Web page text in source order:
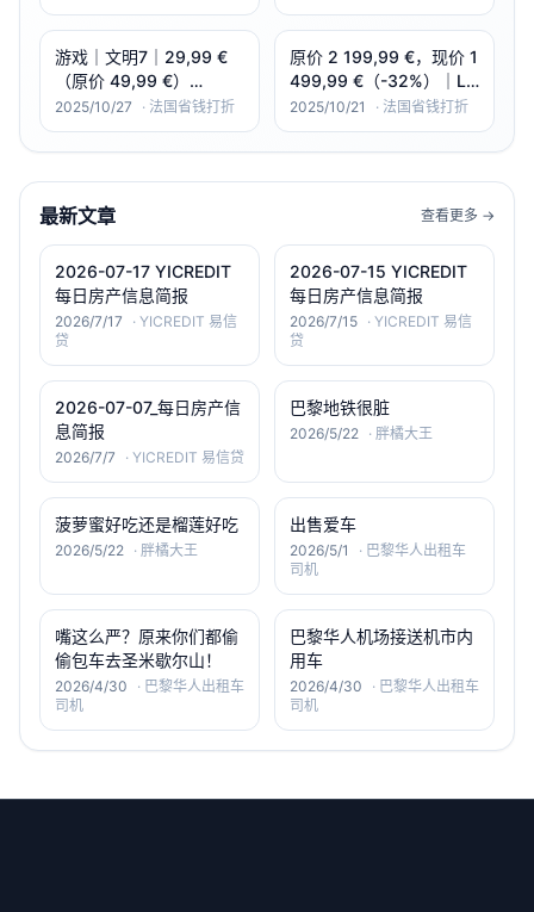
～-51%｜Memo Plus 记
忆棉床垫·3 区支撑（多尺
码）
Samsung Galaxy Tab
A9+
游戏｜文明7｜29,99 €
（原价 49,99 €）
｜-40%｜Sid Meier’s
Civilization
VII（Nintendo Switch，
2025/10/27 · 法国省钱打折
原价 2 199,99 €，现价 1
499,99 €（-32%）｜LG
65C46 65" 4K
OLED（120Hz｜webOS
｜4×HDMI＋3×USB）。
2025/10/21 · 法国省钱打折
最新文章 查看更多 →
2026-07-17 YICREDIT
每日房产信息简报
2026/7/17 · YICREDIT 易信
贷
2026-07-15 YICREDIT
每日房产信息简报
2026/7/15 · YICREDIT 易信
贷
2026-07-07_每日房产信
息简报
2026/7/7 · YICREDIT 易信贷
巴黎地铁很脏
2026/5/22 · 胖橘大王
菠萝蜜好吃还是榴莲好吃
2026/5/22 · 胖橘大王
出售爱车
2026/5/1 · 巴黎华人出租车
司机
嘴这么严？原来你们都偷
偷包车去圣米歇尔山！
2026/4/30 · 巴黎华人出租车
司机
巴黎华人机场接送机市内
用车
2026/4/30 · 巴黎华人出租车
司机